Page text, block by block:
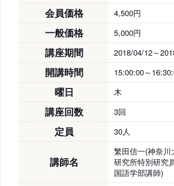
会員価格 4,500円
一般価格 5,000円
講座期間 2018/04/12～
開講時間 15:00:00～
曜日 木
講座回数 3回
定員 30人
講師名
繁田信一(神奈
研究所特別研究
国語学部講師)